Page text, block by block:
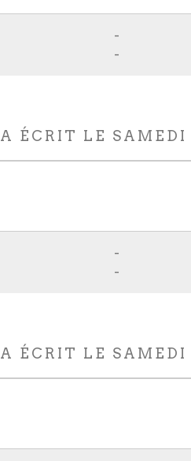
-
-
A ÉCRIT LE SAMEDI
-
-
A ÉCRIT LE SAMEDI